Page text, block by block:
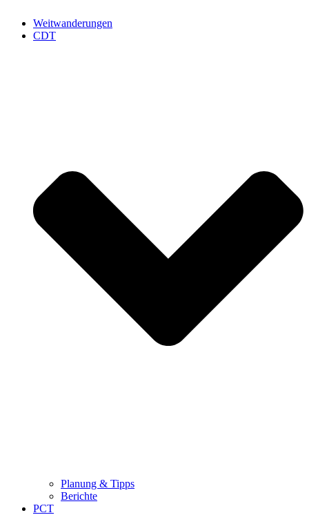
Weitwanderungen
CDT
Planung & Tipps
Berichte
PCT